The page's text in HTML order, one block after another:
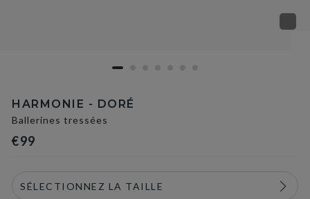
HARMONIE - DORÉ
Ballerines tressées
€99